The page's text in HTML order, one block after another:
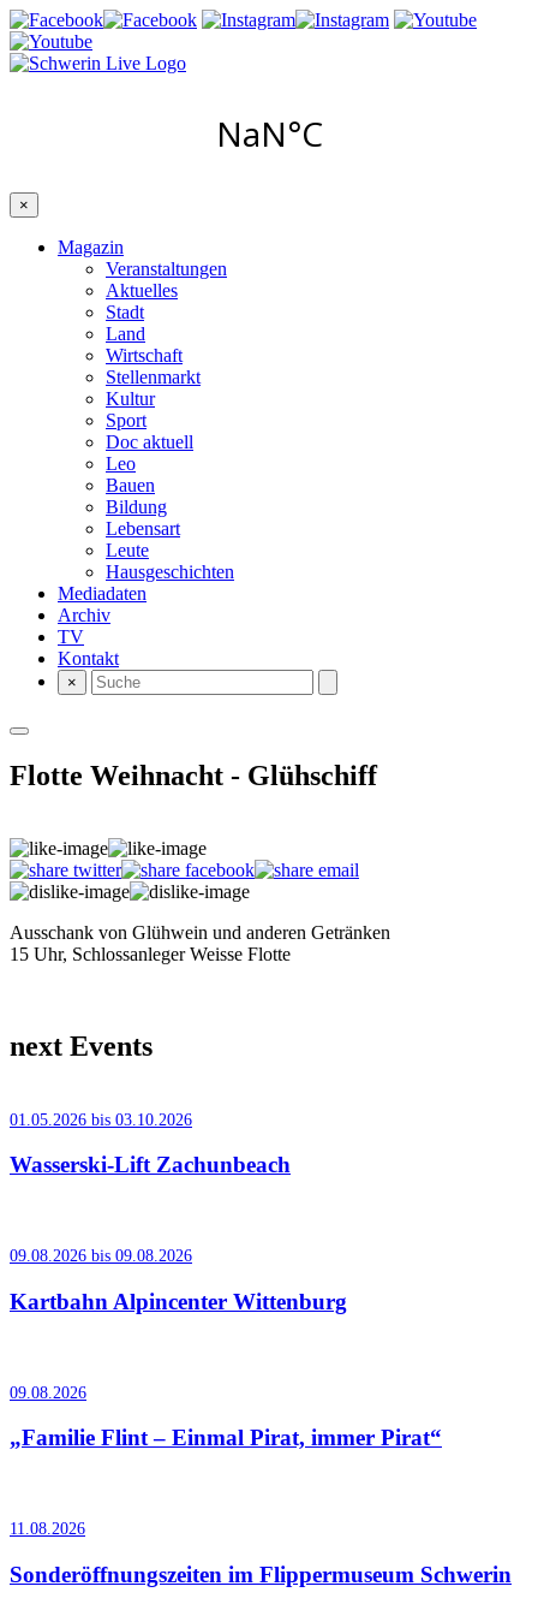
×
Magazin
Veranstaltungen
Aktuelles
Stadt
Land
Wirtschaft
Stellenmarkt
Kultur
Sport
Doc aktuell
Leo
Bauen
Bildung
Lebensart
Leute
Hausgeschichten
Mediadaten
Archiv
TV
Kontakt
×
Flotte Weihnacht - Glühschiff
Ausschank von Glühwein und anderen Getränken
15 Uhr, Schlossanleger Weisse Flotte
next Events
01.05.2026 bis 03.10.2026
Wasserski-Lift Zachunbeach
09.08.2026 bis 09.08.2026
Kartbahn Alpincenter Wittenburg
09.08.2026
„Familie Flint – Einmal Pirat, immer Pirat“
11.08.2026
Sonderöffnungszeiten im Flippermuseum Schwerin